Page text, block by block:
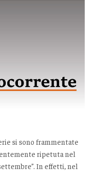
si sono frammentate
ripetuta nel
In effetti, nel